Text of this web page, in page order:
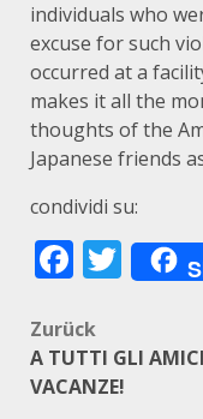
individuals who
excuse for such
occurred at a
makes it all the
thoughts of the
Japanese friends
condividi su:
Zurück
A TUTTI GLI
VACANZE!